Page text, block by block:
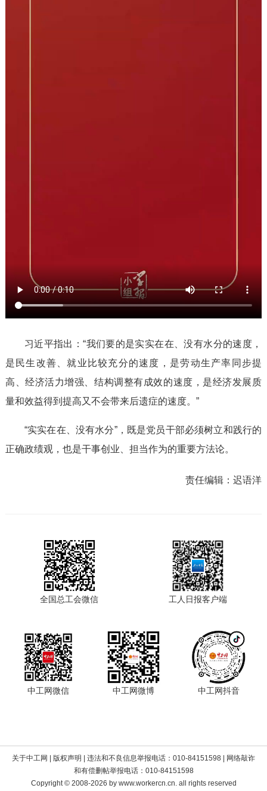
习近平指出：“我们要的是实实在在、没有水分的速度，
是民生改善、就业比较充分的速度，是劳动生产率同步提
高、经济活力增强、结构调整有成效的速度，是经济发展质
量和效益得到提高又不会带来后遗症的速度。”
“实实在在、没有水分”，既是党员干部必须树立和践行的
正确政绩观，也是干事创业、担当作为的重要方法论。
责任编辑：迟语洋
全国总工会微信 工人日报客户端
中工网微信 中工网微博 中工网抖音
关于中工网 版权声明
| 违法和不良信息举报电话：010-84151598 | 网络敲诈
和有偿删帖举报电话：010-84151598
Copyright © 2008-2026 by www.workercn.cn. all rights reserved